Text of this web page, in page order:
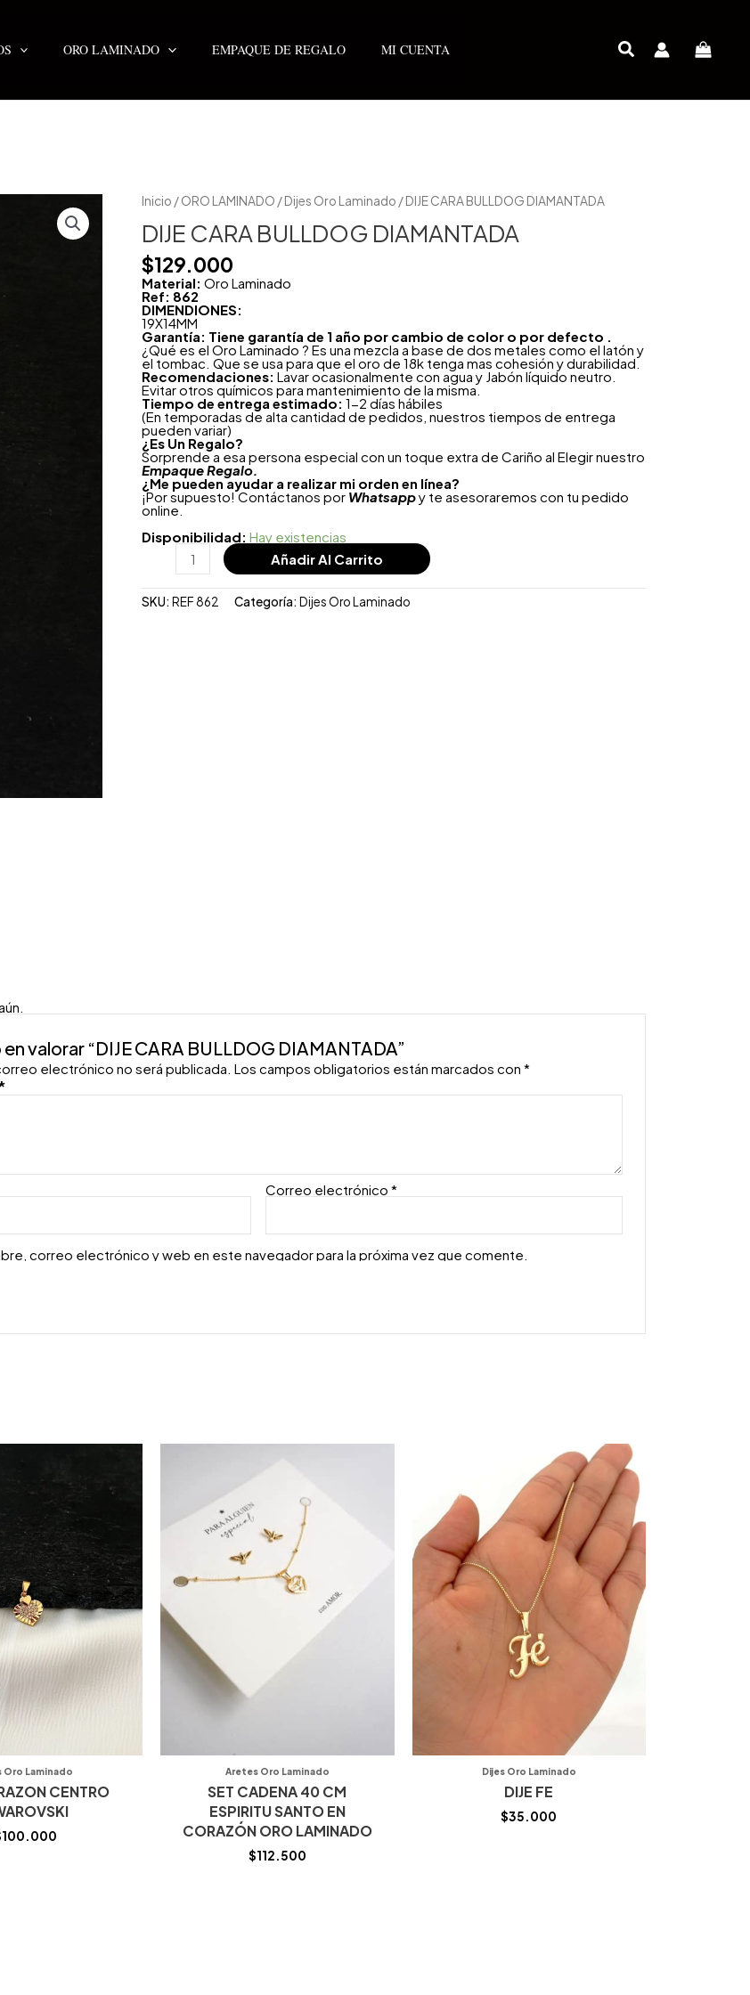
ORO LAMINADO EMPAQUE DE REGALO MI CUENTA
Inicio /ORO LAMINADO /Dijes Oro Laminado / DIJE CARA BULLDOG DIAMANTADA
DIJE CARA BULLDOG DIAMANTADA
$129.000
Material: Oro Laminado
Ref: 862
DIMENDIONES:
19X14MM
Garantía: Tiene garantía de 1 año por cambio de color o por defecto .
¿Qué es el Oro Laminado ? Es una mezcla a base de dos metales como el latón y
el tombac. Que se usa para que el oro de 18k tenga mas cohesión y durabilidad.
Recomendaciones: Lavar ocasionalmente con agua y Jabón líquido neutro.
Evitar otros químicos para mantenimiento de la misma.
Tiempo de entrega estimado: 1-2 días hábiles
(En temporadas de alta cantidad de pedidos, nuestros tiempos de entrega
pueden variar)
¿ Es Un Regalo?
Sorprende a esa persona especial con un toque extra de Cariño al Elegir nuestro
Empaque Regalo.
¿Me pueden ayudar a realizar mi orden en línea?
¡Por supuesto! Contáctanos por Whatsappy te asesoraremos con tu pedido
online.
Disponibilidad: Hay existencias
DIJE
CARA
BULLDOG
DIAMANTADA
cantidad
Añadir Al Carrito
SKU: REF 862 Categoría: Dijes Oro Laminado
valorar “DIJE CARA BULLDOG DIAMANTADA”
electrónico no será publicada. Los campos obligatorios están marcados con*
Correo electrónico*
correo electrónico y web en este navegador para la próxima vez que comente.
Oro Laminado
CENTRO
100.000
Aretes Oro Laminado
SET CADENA 40 CM
ESPIRITU SANTO EN
CORAZÓN ORO LAMINADO
$112.500
Dijes Oro Laminado
DIJE FE
$35.000